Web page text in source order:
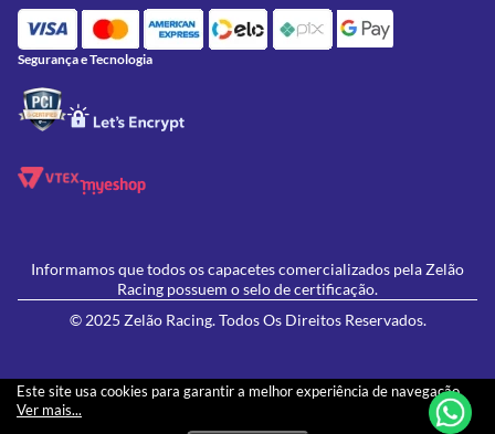
Este site usa cookies para garantir a melhor experiência de navegação.
Ver mais...
Feminino
Lançamentos
Política de Privacidade
Política de Campanhas e promoções
Oficina/Serviços
Segurança e Tecnologia
Informamos que todos os capacetes comercializados pela Zelão
Racing possuem o selo de certificação.
© 2025 Zelão Racing. Todos Os Direitos Reservados.